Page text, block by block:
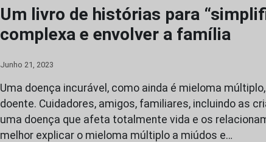
Um livro de histórias para
complexa e envolver a família
Junho 21, 2023
Uma doença incurável, como ainda é mieloma
doente. Cuidadores, amigos, familiares, incluindo as
uma doença que afeta totalmente vida e os
melhor explicar o mieloma múltiplo a miúdos e…